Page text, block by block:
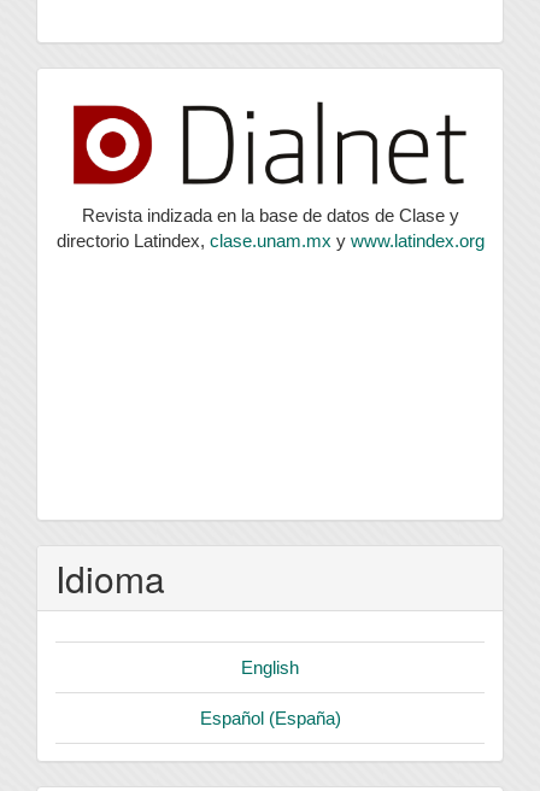
index
Revista indizada en la base de datos de Clase y
directorio Latindex, clase.unam.mx y www.latindex.org
Idioma
English
Español (España)